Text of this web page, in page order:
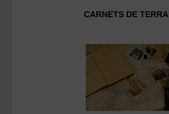
CARNETS DE